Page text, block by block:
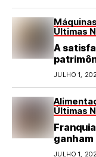
Últimas
A
JULHO 1,
Últimas
ganham
JULHO 1,